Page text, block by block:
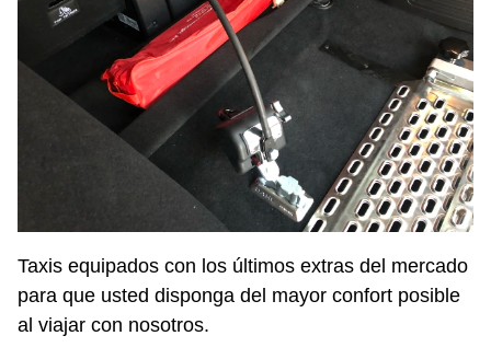
Taxis equipados con los últimos extras del mercado
para que usted disponga del mayor confort posible
al viajar con nosotros.